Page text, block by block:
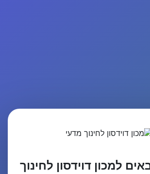
למכון דוידסון לחינוך